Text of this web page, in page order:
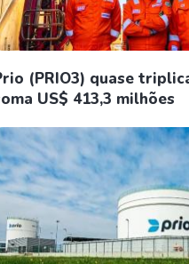
(PRIO3) quase
US$ 413,3 milhões